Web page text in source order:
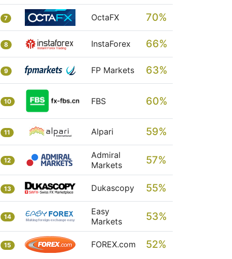
7 OctaFX 70%
8 InstaForex 66%
9 FP Markets 63%
10 FBS 60%
11 Alpari 59%
12
Admiral
Markets
57%
13 Dukascopy 55%
14
Easy
Markets
53%
15 FOREX.com 52%